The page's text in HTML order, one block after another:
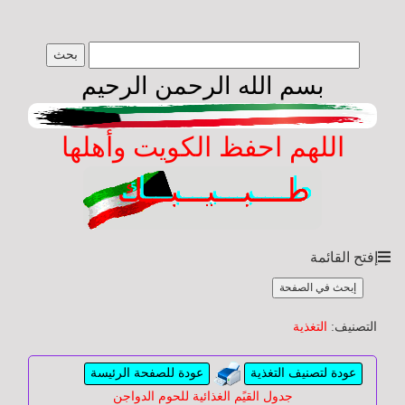
بسم الله الرحمن الرحيم
اللهم احفظ الكويت وأهلها
طبيبك
إفتح القائمة
إبحث في الصفحة
التصنيف: التغذية
عودة لتصنيف التغذية
عودة للصفحة الرئيسة
جدول القيًم الغذائية للحوم الدواجن